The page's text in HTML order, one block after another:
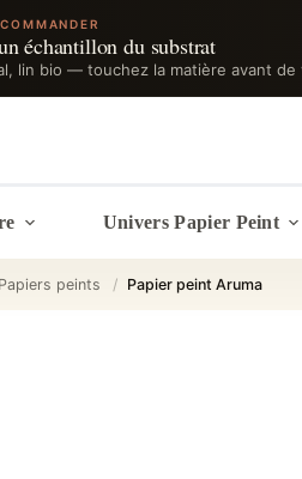
échantillon du substrat
lin bio — touchez la matière avant
Univers Papier Peint
Papiers peints / Papier peint Aruma